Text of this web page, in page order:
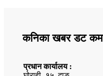
कनिका खबर डट कम
प्रधान कार्यालय :